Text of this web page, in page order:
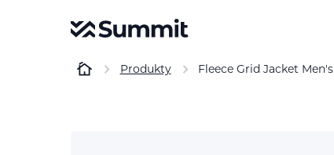
Produkty Fleece Grid Jacket Men's